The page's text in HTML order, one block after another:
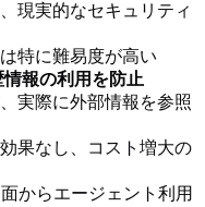
現実的なセキュリティ
特に難易度が高い
情報の利用を防止
実際に外部情報を参照
果なし、コスト増大の
からエージェント利用